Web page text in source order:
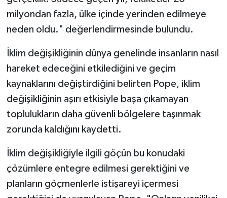
milyondan fazla, ülke içinde yerinden edilmeye
neden oldu." değerlendirmesinde bulundu.
İklim değişikliğinin dünya genelinde insanların nasıl
hareket edeceğini etkilediğini ve geçim
kaynaklarını değiştirdiğini belirten Pope, iklim
değişikliğinin aşırı etkisiyle başa çıkamayan
toplulukların daha güvenli bölgelere taşınmak
zorunda kaldığını kaydetti.
İklim değişikliğiyle ilgili göçün bu konudaki
çözümlere entegre edilmesi gerektiğini ve
planların göçmenlerle istişareyi içermesi
Giresun Müftülüğü
Gümüşhane Müftülüğü
Hakkari Müftülüğü
Hatay Müftülüğü
Iğdır Müftülüğü
Isparta Müftülüğü
İstanbul Müftülüğü
İzmir Müftülüğü